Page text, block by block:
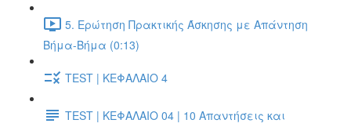
5. Ερώτηση Πρακτικής Άσκησης με Απάντηση
Βήμα-Βήμα (0:13)
TEST | ΚΕΦΑΛΑΙΟ 4
TEST | ΚΕΦΑΛΑΙΟ 04 | 10 Απαντήσεις και